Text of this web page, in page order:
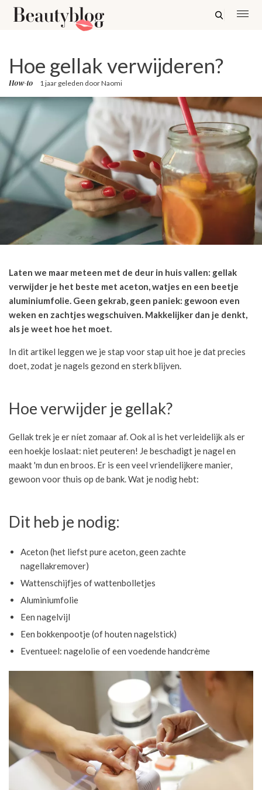
Hoe gellak verwijderen?
How-to 1 jaar geleden doorNaomi
Laten we maar meteen met de deur in huis vallen: gellak
verwijder je het beste met aceton, watjes en een beetje
aluminiumfolie. Geen gekrab, geen paniek: gewoon even
weken en zachtjes wegschuiven. Makkelijker dan je denkt,
als je weet hoe het moet.
In dit artikel leggen we je stap voor stap uit hoe je dat precies
doet, zodat je nagels gezond en sterk blijven.
Hoe verwijder je gellak?
Gellak trek je er níet zomaar af. Ook al is het verleidelijk als er
een hoekje loslaat: niet peuteren! Je beschadigt je nagel en
maakt 'm dun en broos. Er is een veel vriendelijkere manier,
gewoon voor thuis op de bank. Wat je nodig hebt:
Dit heb je nodig:
Aceton (het liefst pure aceton, geen zachte
nagellakremover)
Wattenschijfjes of wattenbolletjes
Aluminiumfolie
Een nagelvijl
Een bokkenpootje (of houten nagelstick)
Eventueel: nagelolie of een voedende handcrème